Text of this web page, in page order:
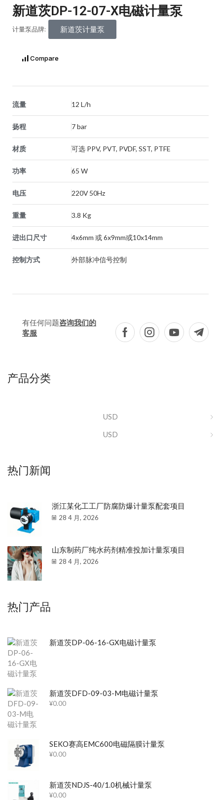
新道茨DP-12-07-X电磁计量泵
计量泵品牌: 新道茨计量泵
Compare
流量 12 L/h
扬程 7 bar
材质 可选 PPV, PVT, PVDF, SST, PTFE
功率 65 W
电压 220V 50Hz
重量 3.8 Kg
进出口尺寸 4x6mm 或 6x9mm或10x14mm
控制方式 外部脉冲信号控制
有任何问题咨询我们的
客服
产品分类
USD
USD
热门新闻
浙江某化工工厂防腐防爆计量泵配套项目
28 4 月, 2026
山东制药厂纯水药剂精准投加计量泵项目
28 4 月, 2026
热门产品
新道茨DP-06-16-GX电磁计量泵
新道茨DFD-09-03-M电磁计量泵
¥0.00
SEKO赛高EMC600电磁隔膜计量泵
¥0.00
新道茨NDJS-40/1.0机械计量泵
¥0.00